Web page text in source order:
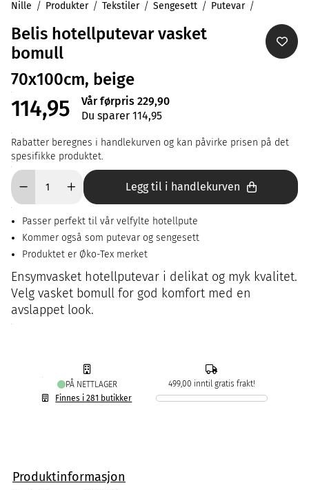
Nille Produkter Tekstiler Sengesett Putevar
Belis hotellputevar vasket
bomull
70x100cm, beige
114,95
Vår førpris 229,90
Du sparer 114,95
Rabatter beregnes i handlekurven og kan påvirke prisen på det
spesifikke produktet.
Legg til i handlekurven
Passer perfekt til vår velfylte hotellpute
Kommer også som putevar og sengesett
Produktet er Øko-Tex merket
Ensymvasket hotellputevar i delikat og myk kvalitet.
Velg vasket bomull for god komfort med en
avslappet look.
PÅ NETTLAGER
Finnes i 281 butikker
499,00 inntil gratis frakt!
Produktinformasjon